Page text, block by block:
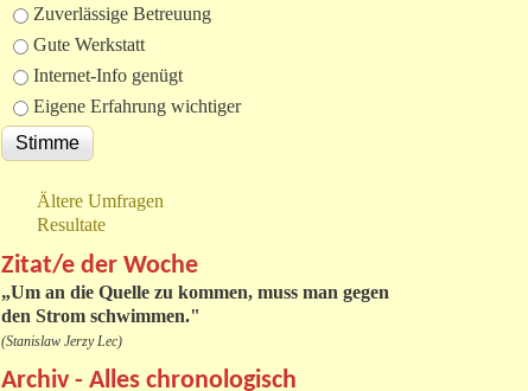
Zuverlässige Betreuung
Gute Werkstatt
Internet-Info genügt
Eigene Erfahrung wichtiger
Ältere Umfragen
Resultate
Zitat/e der Woche
„Um an die Quelle zu kommen, muss man gegen
den Strom schwimmen."
(Stanislaw Jerzy Lec)
Archiv - Alles chronologisch